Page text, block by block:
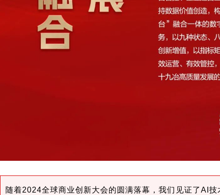
随着2024全球商业创新大会的圆满落幕，我们见证了AI